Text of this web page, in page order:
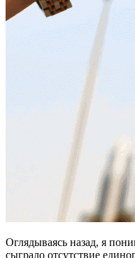
Оглядываясь назад, я
сыграло отсутствие